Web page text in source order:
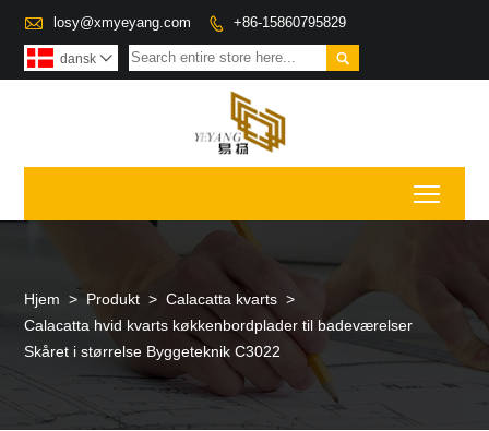
 losy@xmyeyang.com  +86-15860795829

dansk 
Hjem > Produkt > Calacatta kvarts >
Calacatta hvid kvarts køkkenbordplader til badeværelser
Skåret i størrelse Byggeteknik C3022